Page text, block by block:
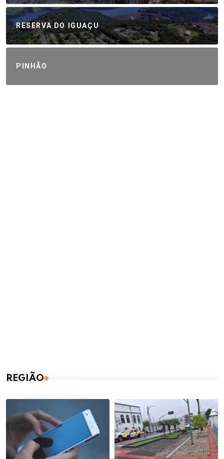
RESERVA DO IGUAÇU
PINHÃO
REGIÃO